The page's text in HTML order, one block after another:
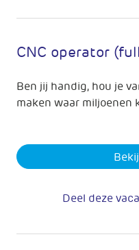
CNC operator
Ben jij handig, hou je
maken waar miljoenen
Deel deze